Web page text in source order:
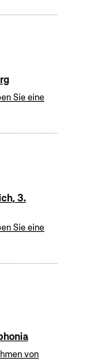
Sie eine
3.
Sie eine
von